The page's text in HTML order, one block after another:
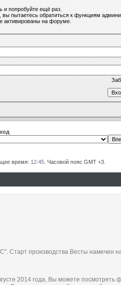
и попробуйте ещё раз.
пытаетесь обратиться к функциям
активированы на форуме.
время: 12:45 . Часовой пояс GMT +3.
Старт производства Весты намечен
2014 года, Вы можете посмотреть